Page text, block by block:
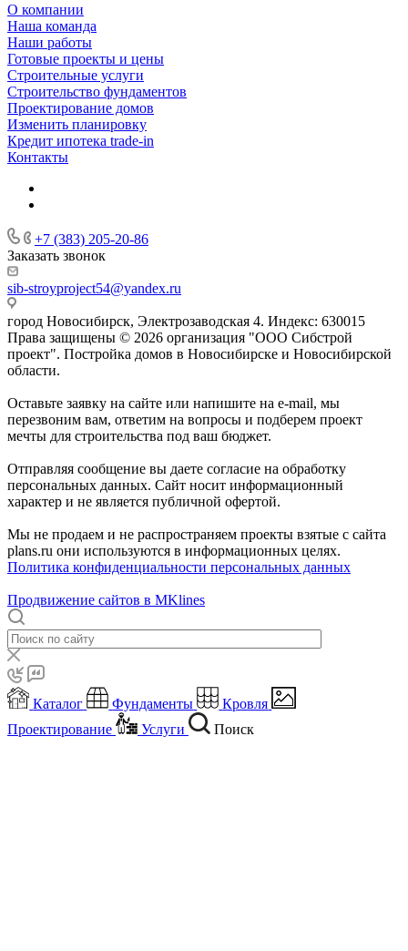
О компании
Наша команда
Наши работы
Готовые проекты и цены
Строительные услуги
Строительство фундаментов
Проектирование домов
Изменить планировку
Кредит ипотека trade-in
Контакты
+7 (383) 205-20-86
Заказать звонок
sib-stroyproject54@yandex.ru
город Новосибирск, Электрозаводская 4. Индекс: 630015
Права защищены © 2026 организация "ООО Сибстрой
проект". Постройка домов в Новосибирске и Новосибирской
области.
Оставьте заявку на сайте или напишите на e-mail, мы
перезвоним вам, ответим на вопросы и подберем проект
мечты для строительства под ваш бюджет.
Отправляя сообщение вы даете согласие на обработку
персональных данных. Сайт носит информационный
характер и не является публичной офертой.
Мы не продаем и не распространяем проекты взятые с сайта
plans.ru они используются в информационных целях.
Политика конфиденциальности персональных данных
Продвижение сайтов в MKlines
Каталог Фундаменты
Кровля
Проектирование
Услуги Поиск